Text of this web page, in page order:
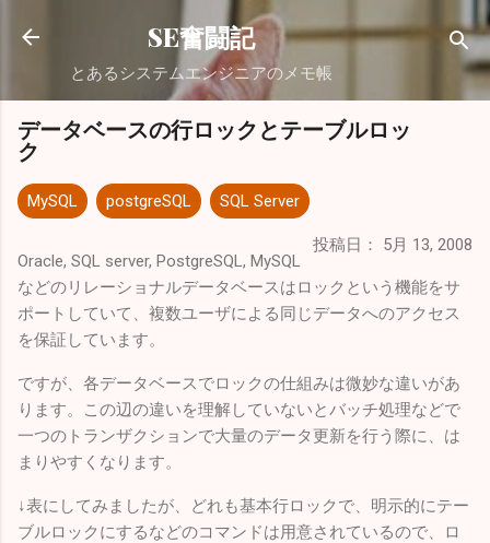
スキップしてメイン コンテンツに移動
SE奮闘記
とあるシステムエンジニアのメモ帳
データベースの行ロックとテーブルロッ
ク
MySQL postgreSQL SQL Server
投稿日： 5月 13, 2008
Oracle, SQL server, PostgreSQL, MySQL
などのリレーショナルデータベースはロックという機能をサ
ポートしていて、複数ユーザによる同じデータへのアクセス
を保証しています。
ですが、各データベースでロックの仕組みは微妙な違いがあ
ります。この辺の違いを理解していないとバッチ処理などで
一つのトランザクションで大量のデータ更新を行う際に、は
まりやすくなります。
↓表にしてみましたが、どれも基本行ロックで、明示的にテー
ブルロックにするなどのコマンドは用意されているので、ロ